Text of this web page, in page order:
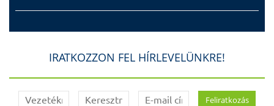
IRATKOZZON FEL HÍRLEVELÜNKRE!